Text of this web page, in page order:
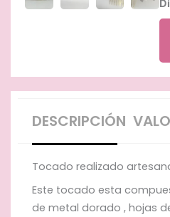
DESCRIPCIÓN
Tocado realizado
Este tocado esta
de metal dorado , hojas